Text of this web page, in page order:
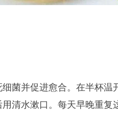
菌并促进愈合。在半杯
清水漱口。每天早晚重复